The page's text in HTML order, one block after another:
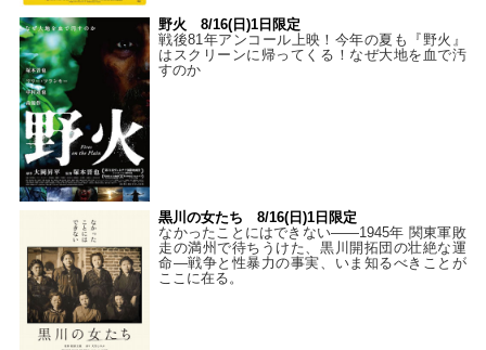
野火 8/16(日)1日限定
戦後81年アンコール上映！今年の夏も『野火』
はスクリーンに帰ってくる！なぜ大地を血で汚
すのか
黒川の女たち 8/16(日)1日限定
なかったことにはできない——1945年 関東軍敗
走の満州で待ちうけた、黒川開拓団の壮絶な運
命―戦争と性暴力の事実、いま知るべきことが
ここに在る。